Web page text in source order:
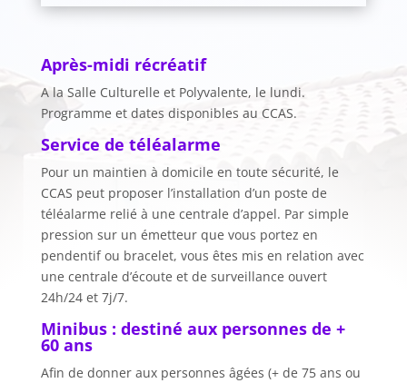
Après-midi récréatif
A la Salle Culturelle et Polyvalente, le lundi.
Programme et dates disponibles au CCAS.
Service de téléalarme
Pour un maintien à domicile en toute sécurité, le
CCAS peut proposer l’installation d’un poste de
téléalarme relié à une centrale d’appel. Par simple
pression sur un émetteur que vous portez en
pendentif ou bracelet, vous êtes mis en relation avec
une centrale d’écoute et de surveillance ouvert
24h/24 et 7j/7.
Minibus : destiné aux personnes de +
60 ans
Afin de donner aux personnes âgées (+ de 75 ans ou